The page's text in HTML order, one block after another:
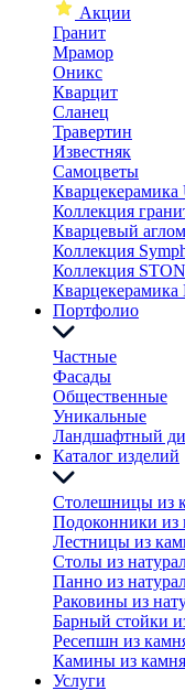
Акции
Гранит
Мрамор
Оникс
Кварцит
Сланец
Травертин
Известняк
Самоцветы
Кварцекерамика
Коллекция
Кварцевый
Коллекция
Коллекция
Кварцекерамика
Портфолио
Частные
Фасады
Общественные
Уникальные
Ландшафтный
Каталог изделий
Столешницы из
Подоконники из
Лестницы из
Столы из
Панно из
Раковины из
Барный стойки
Ресепшн из
Камины из камня
Услуги